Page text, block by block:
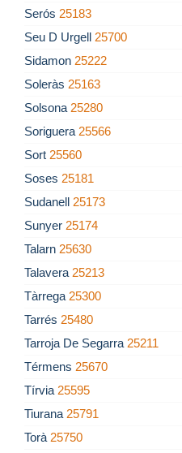
Serós 25183
Seu D Urgell 25700
Sidamon 25222
Soleràs 25163
Solsona 25280
Soriguera 25566
Sort 25560
Soses 25181
Sudanell 25173
Sunyer 25174
Talarn 25630
Talavera 25213
Tàrrega 25300
Tarrés 25480
Tarroja De Segarra 25211
Térmens 25670
Tírvia 25595
Tiurana 25791
Torà 25750